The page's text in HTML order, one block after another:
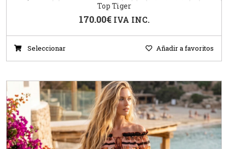
Top Tiger
170.00€ IVA INC.
Seleccionar Añadir a favoritos